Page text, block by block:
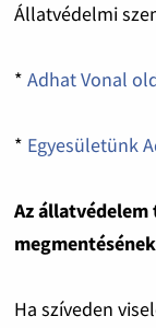
Állatvédelmi
* Adhat Vonal
* Egyesületünk
Az
Ha szíveden